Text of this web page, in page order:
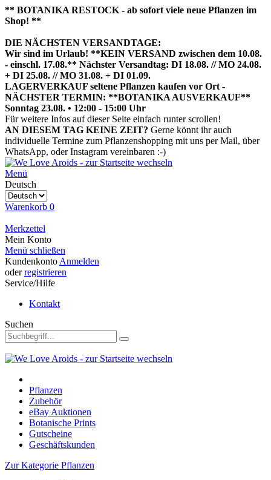
** BOTANIKA RESTOCK - ab sofort viele neue Pflanzen im
Shop! **
DIE NÄCHSTEN VERSANDTAGE:
Wir sind im Urlaub! **KEIN VERSAND zwischen dem 10.08.
- einschl. 17.08.** Nächster Versandtag: DI 18.08. // MO 24.08.
+ DI 25.08. // MO 31.08. + DI 01.09.
LAGERVERKAUF seltene Pflanzen kaufen vor Ort -
NÄCHSTER TERMIN: **BOTANIKA AUSVERKAUF**
Sonntag 23.08. • 12:00 - 15:00 Uhr
Für weitere Infos auf dieser Seite einfach runter scrollen!
AN DIESEM TAG KEINE ZEIT? Gerne könnt ihr auch
individuelle Termine zum Pflanzenshopping mit uns per Mail, über
WhatsApp, oder Instagram vereinbaren :-)
Menü
Deutsch
Warenkorb 0
Merkzettel
Mein Konto
Menü schließen
Kundenkonto Anmelden
oderregistrieren
Service/Hilfe
Kontakt
Suchen
Pflanzen
Zubehör
eBay Auktionen
Botanische Prints
Gutscheine
Geschäftskunden
Zur Kategorie Pflanzen